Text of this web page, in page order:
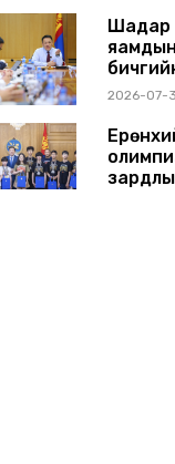
Шадар
2026-07-